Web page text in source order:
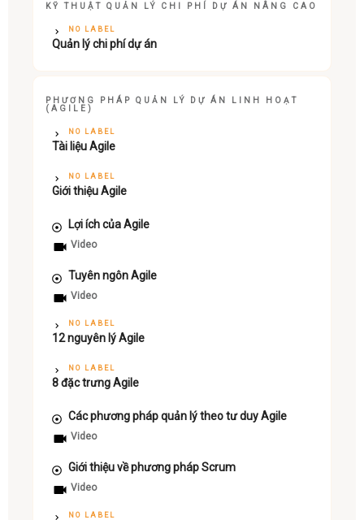
KỸ THUẬT QUẢN LÝ CHI PHÍ DỰ ÁN NÂNG CAO
NO LABEL
Quản lý chi phí dự án
PHƯƠNG PHÁP QUẢN LÝ DỰ ÁN LINH HOẠT
(AGILE)
NO LABEL
Tài liệu Agile
NO LABEL
Giới thiệu Agile
Lợi ích của Agile
Video
Tuyên ngôn Agile
Video
NO LABEL
12 nguyên lý Agile
NO LABEL
8 đặc trưng Agile
Các phương pháp quản lý theo tư duy Agile
Video
Giới thiệu về phương pháp Scrum
Video
NO LABEL